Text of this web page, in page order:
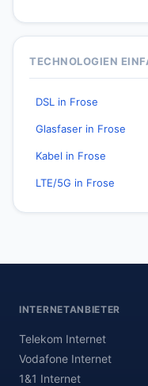
TECHNOLOGIEN
DSL in Frose
Glasfaser in Frose
Kabel in Frose
LTE/5G in Frose
INTERNETANBIETER
Telekom Internet
Vodafone Internet
1&1 Internet